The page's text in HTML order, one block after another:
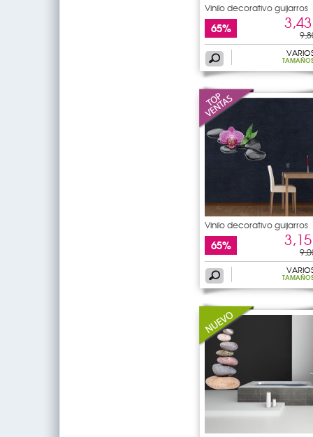
Vinilo decorativo guijarros
65%
Vinilo decorativo guijarros
65%